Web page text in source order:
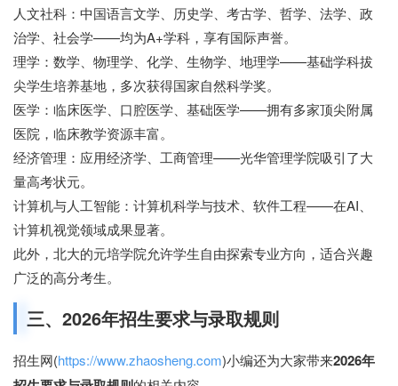
人文社科：中国语言文学、历史学、考古学、哲学、法学、政
治学、社会学——均为A+学科，享有国际声誉。
理学：数学、物理学、化学、生物学、地理学——基础学科拔
尖学生培养基地，多次获得国家自然科学奖。
医学：临床医学、口腔医学、基础医学——拥有多家顶尖附属
医院，临床教学资源丰富。
经济管理：应用经济学、工商管理——光华管理学院吸引了大
量高考状元。
计算机与人工智能：计算机科学与技术、软件工程——在AI、
计算机视觉领域成果显著。
此外，北大的元培学院允许学生自由探索专业方向，适合兴趣
广泛的高分考生。
三、2026年招生要求与录取规则
招生网(https://www.zhaosheng.com)小编还为大家带来2026年